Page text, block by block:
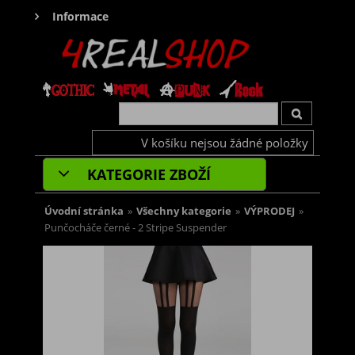
Informace
V košíku nejsou žádné položky
KATEGORIE ZBOŽÍ
Úvodní stránka » Všechny kategorie » VÝPRODEJ »
Punčocháče černé - 2 Stripe Suspender